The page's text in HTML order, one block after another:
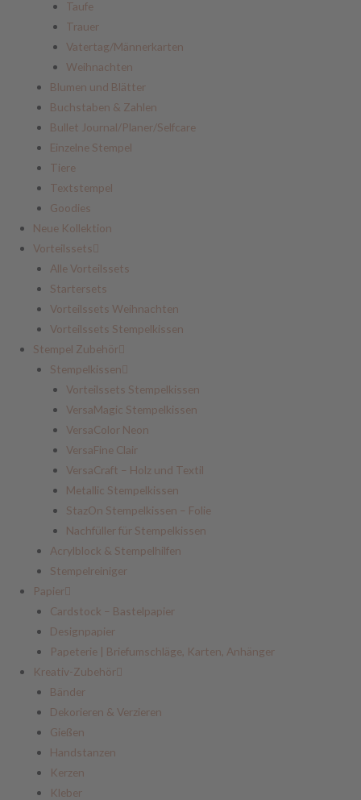
Taufe
Trauer
Vatertag/Männerkarten
Weihnachten
Blumen und Blätter
Buchstaben & Zahlen
Bullet Journal/Planer/Selfcare
Einzelne Stempel
Tiere
Textstempel
Goodies
Neue Kollektion
Vorteilssets
Alle Vorteilssets
Startersets
Vorteilssets Weihnachten
Vorteilssets Stempelkissen
Stempel Zubehör
Stempelkissen
Vorteilssets Stempelkissen
VersaMagic Stempelkissen
VersaColor Neon
VersaFine Clair
VersaCraft – Holz und Textil
Metallic Stempelkissen
StazOn Stempelkissen – Folie
Nachfüller für Stempelkissen
Acrylblock & Stempelhilfen
Stempelreiniger
Papier
Cardstock – Bastelpapier
Designpapier
Papeterie | Briefumschläge, Karten, Anhänger
Kreativ-Zubehör
Bänder
Dekorieren & Verzieren
Gießen
Handstanzen
Kerzen
Kleber